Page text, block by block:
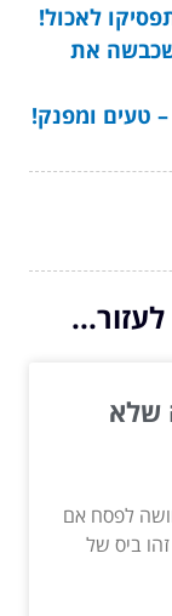
לאכול!
שכבשה את
טעים ומפנק!
שלא
לפסח אם
ביס של